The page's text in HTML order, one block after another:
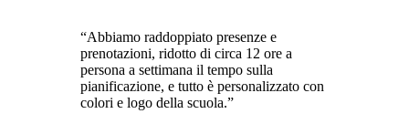
“Abbiamo raddoppiato presenze e
prenotazioni, ridotto di circa 12 ore a
persona a settimana il tempo sulla
pianificazione, e tutto è personalizzato con
colori e logo della scuola.”